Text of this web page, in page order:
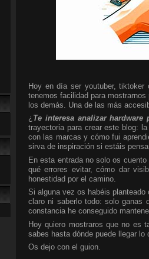
Hoy en día ser youtuber, tiktoker
tenemos facilidad para
los demás. Una de las más
¿ Te interesa analizar
trayectoria para crear este blog:
con las marcas y cómo fui
sirva de inspiración si estáis
En esta entrada no solo os
qué errores evitar, cómo dar
honestidad por el camino.
Si alguna vez os habéis
claro ni saberlo todo: solo ganas
constancia he conseguido
Hoy quiero mostraros que no es
sabes hasta dónde puede llegar lo
Os dejo con el guion.